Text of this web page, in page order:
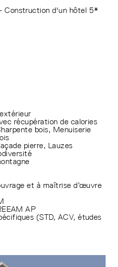
Construction d'un hôtel 5*
récupération de calories
bois, Menuiserie
pierre, Lauzes
et à maîtrise d’œuvre
AP
(STD, ACV, études